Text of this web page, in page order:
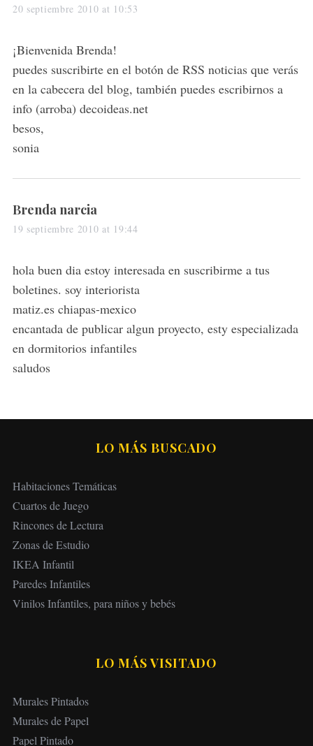
a
s
:
20 septiembre 2010 at 10:53
¡Bienvenida Brenda!
puedes suscribirte en el botón de RSS noticias que verás
en la cabecera del blog, también puedes escribirnos a
info (arroba) decoideas.net
besos,
sonia
s
a
s
:
Brenda narcia
19 septiembre 2010 at 19:44
hola buen dia estoy interesada en suscribirme a tus
boletines. soy interiorista
matiz.es chiapas-mexico
encantada de publicar algun proyecto, esty especializada
en dormitorios infantiles
saludos
LO MÁS BUSCADO
Habitaciones Temáticas
Cuartos de Juego
Rincones de Lectura
Zonas de Estudio
IKEA Infantil
Paredes Infantiles
Vinilos Infantiles, para niños y bebés
LO MÁS VISITADO
Murales Pintados
Murales de Papel
Papel Pintado